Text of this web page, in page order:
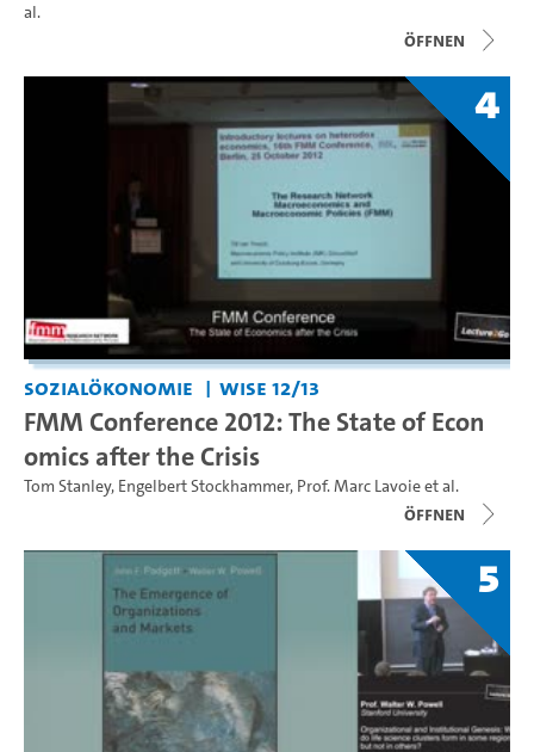
al.
Öffnen
4
Sozialökonomie WiSe 12/13
FMM Conference 2012: The State of Econ
omics after the Crisis
Tom Stanley, Engelbert Stockhammer, Prof. Marc Lavoieet al.
Öffnen
5